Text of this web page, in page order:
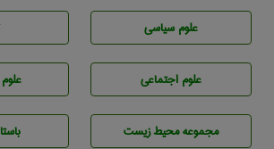
علوم سياسی
علوم اجتماعی
مجموعه محيط زيست